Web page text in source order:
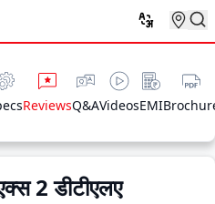
ReviewsQ&AVideosEMI
2 डीटीएलए